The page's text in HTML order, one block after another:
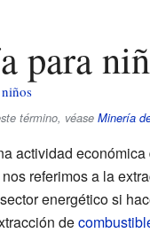
para
término, véase Minería
actividad económica
referimos a la
energético si
de